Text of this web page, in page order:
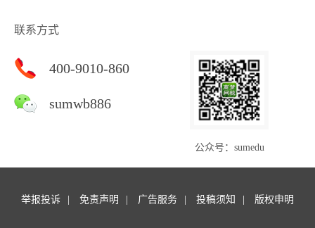
联系方式
400-9010-860
sumwb886
公众号：sumedu
举报投诉 免责声明 广告服务 投稿须知 版权申明